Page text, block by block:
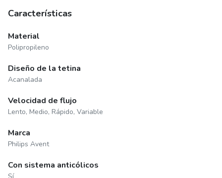
Características
Material
Polipropileno
Diseño de la tetina
Acanalada
Velocidad de flujo
Lento, Medio, Rápido, Variable
Marca
Philips Avent
Con sistema anticólicos